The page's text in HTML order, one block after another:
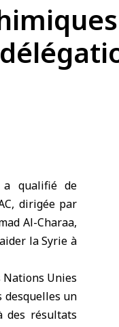
a qualifié de
dirigée par
Al-Charaa,
la Syrie à
Nations Unies
desquelles un
des résultats